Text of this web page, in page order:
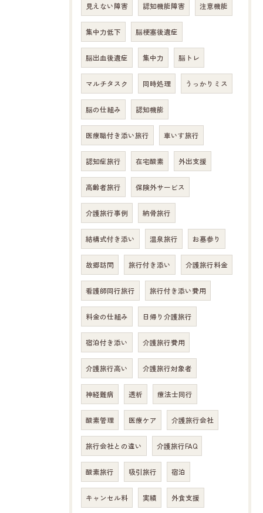
見えない障害 認知機能障害 注意機能
集中力低下 脳梗塞後遺症
脳出血後遺症 集中力 脳トレ
マルチタスク 同時処理 うっかりミス
脳の仕組み 認知機能
医療職付き添い旅行 車いす旅行
認知症旅行 在宅酸素 外出支援
高齢者旅行 保険外サービス
介護旅行事例 納骨旅行
結構式付き添い 温泉旅行 お墓参り
故郷訪問 旅行付き添い 介護旅行料金
看護師同行旅行 旅行付き添い費用
料金の仕組み 日帰り介護旅行
宿泊付き添い 介護旅行費用
介護旅行高い 介護旅行対象者
神経難病 透析 療法士同行
酸素管理 医療ケア 介護旅行会社
旅行会社との違い 介護旅行FAQ
酸素旅行 吸引旅行 宿泊
キャンセル料 実績 外食支援